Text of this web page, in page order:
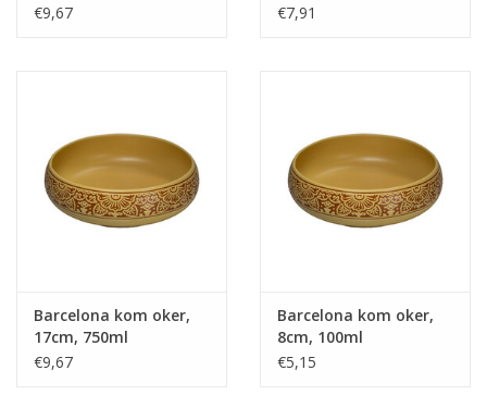
€9,67
€7,91
Barcelona kom oker,
17cm, 750ml
€9,67
Barcelona kom oker,
8cm, 100ml
€5,15